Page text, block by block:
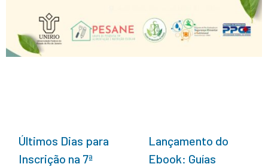
Últimos Dias para
Inscrição na 7ª
Lançamento do
Ebook: Guías